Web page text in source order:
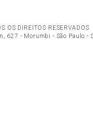
OS DIREITOS RESERVADOS
627 - Morumbi - São Paulo -